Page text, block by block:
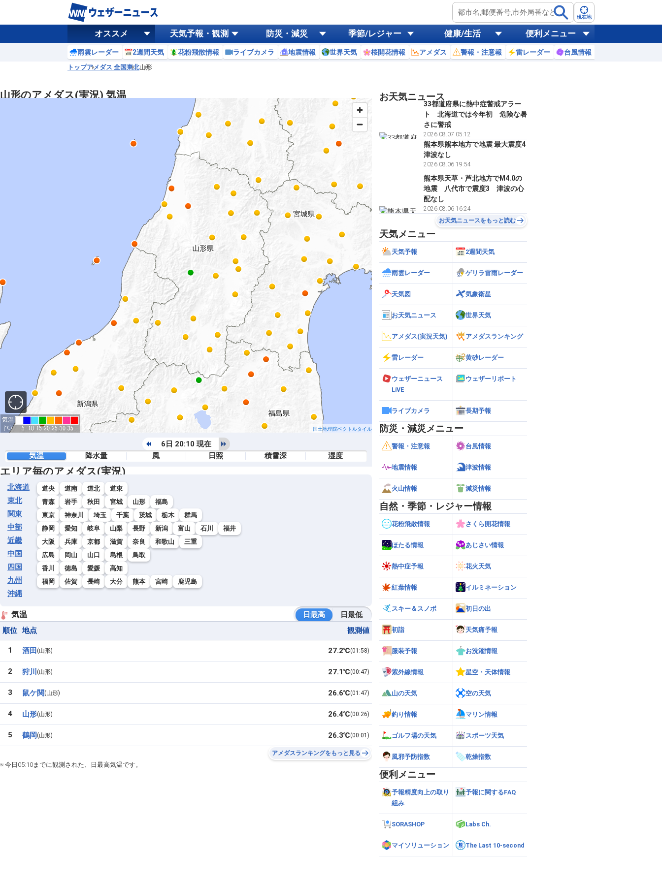
現在地
オススメ 天気予報・観測 防災・減災 季節/レジャー 健康/生活 便利メニュー
雨雲レーダー 2週間天気 花粉飛散情報 ライブカメラ 地震情報 世界天気 桜開花情報 アメダス 警報・注意報 雷レーダー 台風情報
トップアメダス 全国東北山形
山形のアメダス(実況) 気温
国土地理院ベクトルタイル
6日 20:10 現在
気温
降水量 風 日照 積雪深 湿度
エリア毎のアメダス(実況)
北海道 道央 道南 道北 道東
東北 青森 岩手 秋田 宮城 山形 福島
関東 東京 神奈川 埼玉 千葉 茨城 栃木 群馬
中部 静岡 愛知 岐阜 山梨 長野 新潟 富山 石川 福井
近畿 大阪 兵庫 京都 滋賀 奈良 和歌山 三重
中国 広島 岡山 山口 島根 鳥取
四国 香川 徳島 愛媛 高知
九州 福岡 佐賀 長崎 大分 熊本 宮崎 鹿児島
沖縄
気温 日最高
日最低
順位 地点 観測値
1 山形
酒田 01:58
27.2℃
2 山形
狩川 00:47
27.1℃
3 山形
鼠ケ関 01:47
26.6℃
4 山形
山形 00:26
26.4℃
5 山形
鶴岡 00:01
26.3℃
アメダスランキングをもっと見る
※ 今日05:10までに観測された、日最高気温です。
お天気ニュース
33都道府県に熱中症警戒アラー
ト 北海道では今年初 危険な暑
さに警戒
2026.08.07 05:12
熊本県熊本地方で地震 最大震度4
津波なし
2026.08.06 19:54
熊本県天草・芦北地方でM4.0の
地震 八代市で震度3 津波の心
配なし
2026.08.06 16:24
お天気ニュースをもっと読む
天気メニュー
天気予報 2週間天気
雨雲レーダー ゲリラ雷雨レーダー
天気図 気象衛星
お天気ニュース 世界天気
アメダス(実況天気) アメダスランキング
雷レーダー 黄砂レーダー
ウェザーニュース
LiVE
ウェザーリポート
ライブカメラ 長期予報
防災・減災メニュー
警報・注意報 台風情報
地震情報 津波情報
火山情報 減災情報
自然・季節・レジャー情報
花粉飛散情報 さくら開花情報
ほたる情報 あじさい情報
熱中症予報 花火天気
紅葉情報 イルミネーション
スキー＆スノボ 初日の出
初詣 天気痛予報
服装予報 お洗濯情報
紫外線情報 星空・天体情報
山の天気 空の天気
釣り情報 マリン情報
ゴルフ場の天気 スポーツ天気
風邪予防指数 乾燥指数
便利メニュー
予報精度向上の取り
組み
予報に関するFAQ
SORASHOP Labs Ch.
マイソリューション The Last 10-second